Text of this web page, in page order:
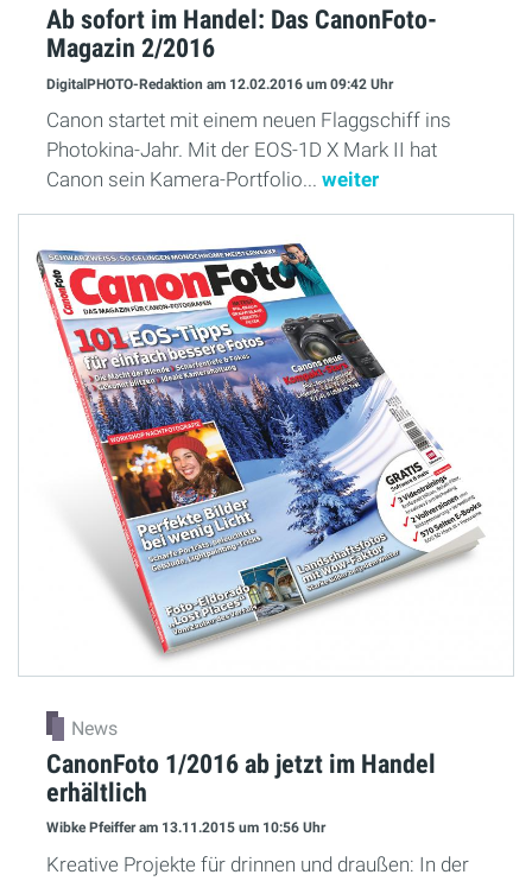
Ab sofort im Handel: Das CanonFoto-
Magazin 2/2016
DigitalPHOTO-Redaktion am 12.02.2016 um 09:42 Uhr
Canon startet mit einem neuen Flaggschiff ins
Photokina-Jahr. Mit der EOS-1D X Mark II hat
Canon sein Kamera-Portfolio... weiter
News
CanonFoto 1/2016 ab jetzt im Handel
erhältlich
Wibke Pfeifferam 13.11.2015 um 10:56 Uhr
Kreative Projekte für drinnen und draußen: In der